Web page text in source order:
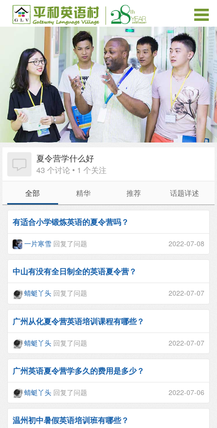
夏令营学什么好
43 个讨论 • 1 个关注
全部 精华 推荐 话题详述
有适合小学锻炼英语的夏令营吗？
一片寒雪 回复了问题 2022-07-08
中山有没有全日制全的英语夏令营？
蜻蜓丫头 回复了问题 2022-07-07
广州从化夏令营英语培训课程有哪些？
蜻蜓丫头 回复了问题 2022-07-07
广州英语夏令营学多久的费用是多少？
蜻蜓丫头 回复了问题 2022-07-06
温州初中暑假英语培训班有哪些？